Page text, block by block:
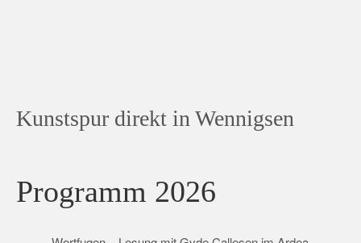
Kunstspur direkt in Wennigsen
Programm 2026